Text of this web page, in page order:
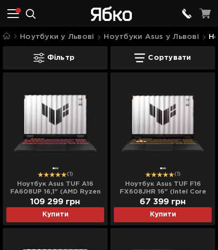
Ноутбуки у Львові Ноутбуки Asus у Львові
Ноутбуки Asus TUF у Львові
Фільтр Сортувати
(1)
Ноутбук Asus TUF A16
FA608UP 16,1" (AMD Ryzen
9/32GB/1TB (SSD)/RTX
5070) (FA608UP-
A16.R95070) (Standard)
Купити
109 299 грн
(1)
Ноутбук Asus TUF F16
FX608JHR 16" (Intel Core
i7/16GB/512GB (SSD)/RTX
5050) (FX608JHR-ES73)
(Standard)
Купити
67 399 грн